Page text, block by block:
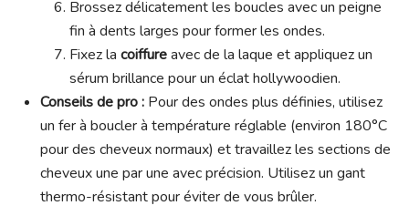
Brossez délicatement les boucles avec un peigne
fin à dents larges pour former les ondes.
Fixez la coiffureavec de la laque et appliquez un
sérum brillance pour un éclat hollywoodien.
Conseils de pro : Pour des ondes plus définies, utilisez
un fer à boucler à température réglable (environ 180°C
pour des cheveux normaux) et travaillez les sections de
cheveux une par une avec précision. Utilisez un gant
thermo-résistant pour éviter de vous brûler.